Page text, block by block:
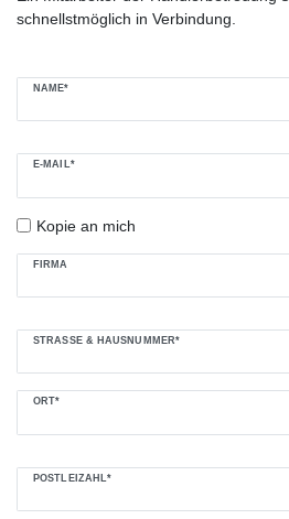
schnellstmöglich in Verbindung.
NAME*
E-MAIL*
Kopie an mich
FIRMA
STRASSE & HAUSNUMMER*
ORT*
POSTLEIZAHL*
Ceres::Template.mailFormHoneypotLabel